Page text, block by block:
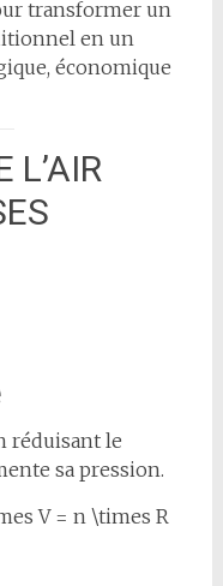
transformer un
en un
économique
L’AIR
réduisant le
sa pression.
V = n \times R